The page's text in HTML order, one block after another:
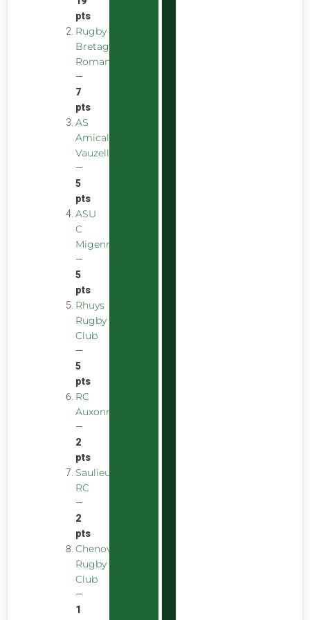
pts
Rugby
Bretagne
Romantique
—
7
pts
AS
Amicale
Vauzelles
—
5
pts
ASU
C
Migennes
—
5
pts
Rhuys
Rugby
Club
—
5
pts
RC
Auxonnais
—
2
pts
Saulieu
RC
—
2
pts
Chenove
Rugby
Club
—
1